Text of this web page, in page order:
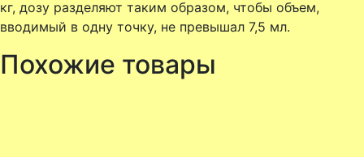
кг, дозу разделяют таким образом, чтобы объем,
вводимый в одну точку, не превышал 7,5 мл.
Похожие товары